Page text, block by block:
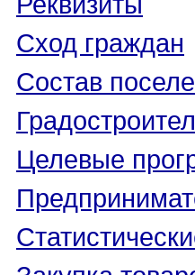
Сход граждан
Состав
Целевые